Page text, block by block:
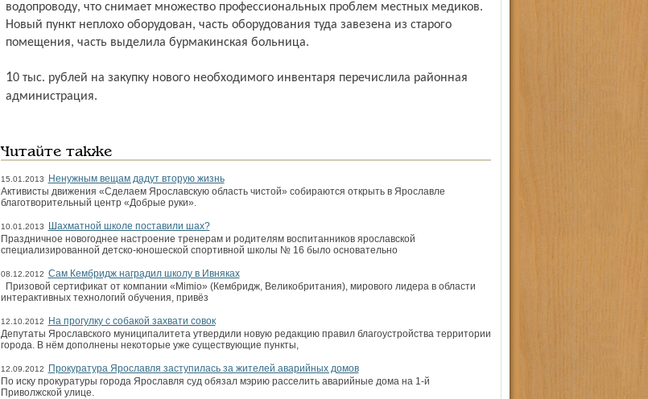
водопроводу, что снимает множество профессиональных проблем местных медиков.
Новый пункт неплохо оборудован, часть оборудования туда завезена из старого
помещения, часть выделила бурмакинская больница.
10 тыс. рублей на закупку нового необходимого инвентаря перечислила районная
администрация.
Читайте также
15.01.2013
Ненужным вещам дадут вторую жизнь
Активисты движения «Сделаем Ярославскую область чистой» собираются открыть в Ярославле
благотворительный центр «Добрые руки».
10.01.2013
Шахматной школе поставили шах?
Праздничное новогоднее настроение тренерам и родителям воспитанников ярославской
специализированной детско-юношеской спортивной школы № 16 было основательно
08.12.2012 Сам Кембридж наградил школу в Ивняках
Призовой сертификат от компании «Mimio» (Кембридж, Великобритания), мирового лидера в области
интерактивных технологий обучения, привёз
12.10.2012
На прогулку с собакой захвати совок
Депутаты Ярославского муниципалитета утвердили новую редакцию правил благоустройства территории
города. В нём дополнены некоторые уже существующие пункты,
12.09.2012
Прокуратура Ярославля заступилась за жителей аварийных домов
По иску прокуратуры города Ярославля суд обязал мэрию расселить аварийные дома на 1-й
Приволжской улице.